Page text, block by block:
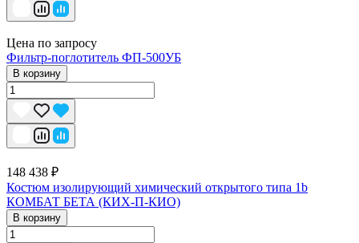
Цена по запросу
Фильтр-поглотитель ФП-500УБ
В корзину
148 438 ₽
Костюм изолирующий химический открытого типа 1b
КОМБАТ БЕТА (КИХ-П-КИО)
В корзину